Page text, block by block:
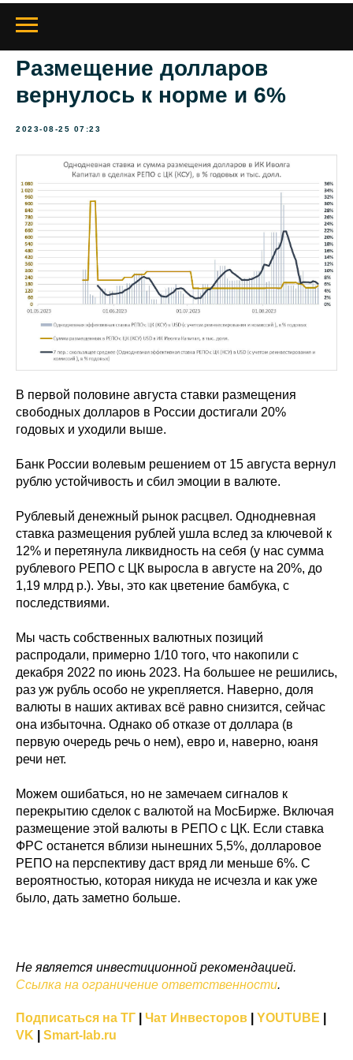
Размещение долларов
вернулось к норме и 6%
2023-08-25 07:23
В первой половине августа ставки размещения
свободных долларов в России достигали 20%
годовых и уходили выше.
Банк России волевым решением от 15 августа вернул
рублю устойчивость и сбил эмоции в валюте.
Рублевый денежный рынок расцвел. Однодневная
ставка размещения рублей ушла вслед за ключевой к
12% и перетянула ликвидность на себя (у нас сумма
рублевого РЕПО с ЦК выросла в августе на 20%, до
1,19 млрд р.). Увы, это как цветение бамбука, с
последствиями.
Мы часть собственных валютных позиций
распродали, примерно 1/10 того, что накопили с
декабря 2022 по июнь 2023. На большее не решились,
раз уж рубль особо не укрепляется. Наверно, доля
валюты в наших активах всё равно снизится, сейчас
она избыточна. Однако об отказе от доллара (в
первую очередь речь о нем), евро и, наверно, юаня
речи нет.
Можем ошибаться, но не замечаем сигналов к
перекрытию сделок с валютой на МосБирже. Включая
размещение этой валюты в РЕПО с ЦК. Если ставка
ФРС останется вблизи нынешних 5,5%, долларовое
РЕПО на перспективу даст вряд ли меньше 6%. С
вероятностью, которая никуда не исчезла и как уже
было, дать заметно больше.
Не является инвестиционной рекомендацией.
Ссылка на ограничение ответственности.
Подписаться на ТГ Чат Инвесторов YOUTUBE
VK
Smart-lab.ru